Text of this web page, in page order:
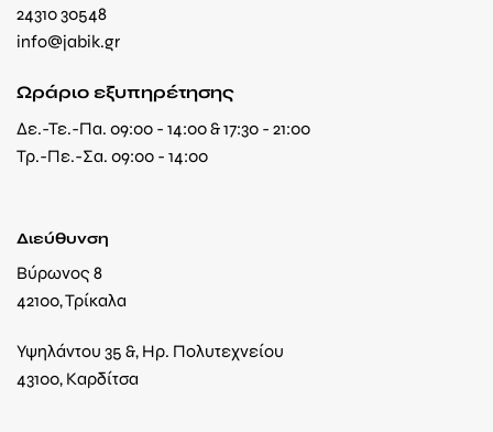
24310 30548
info@jabik.gr
Ωράριο εξυπηρέτησης
Δε.-Τε.-Πα. 09:00 - 14:00 & 17:30 - 21:00
Τρ.-Πε.-Σα. 09:00 - 14:00
Διεύθυνση
Βύρωνος 8
42100, Τρίκαλα
Υψηλάντου 35 &, Ηρ. Πολυτεχνείου
43100, Καρδίτσα